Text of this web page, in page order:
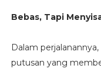
Bebas, Tapi
Dalam
putusan yang